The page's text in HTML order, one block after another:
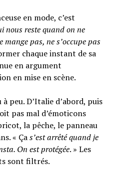
en mode, c’est
nous reste quand on ne
pas, ne s’occupe pas
chaque instant de sa
en argument
en mise en scène.
peu. D’Italie d’abord, puis
pas mal d’émoticons
la pêche, le panneau
« Ças’est arrêté quand je
On est protégée. » Les
sont filtrés.